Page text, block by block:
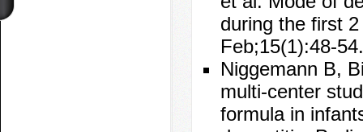
during the first
Feb;15(1):48-54.
Niggemann B,
multi-center
formula in